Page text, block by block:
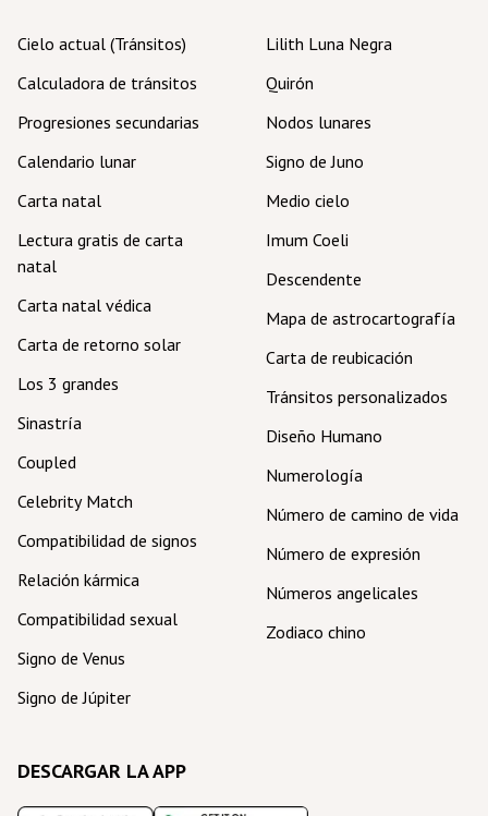
Cielo actual (Tránsitos)
Calculadora de tránsitos
Progresiones secundarias
Calendario lunar
Carta natal
Lectura gratis de carta
natal
Carta natal védica
Carta de retorno solar
Los 3 grandes
Sinastría
Coupled
Celebrity Match
Compatibilidad de signos
Relación kármica
Compatibilidad sexual
Signo de Venus
Signo de Júpiter
Lilith Luna Negra
Quirón
Nodos lunares
Signo de Juno
Medio cielo
Imum Coeli
Descendente
Mapa de astrocartografía
Carta de reubicación
Tránsitos personalizados
Diseño Humano
Numerología
Número de camino de vida
Número de expresión
Números angelicales
Zodiaco chino
DESCARGAR LA APP